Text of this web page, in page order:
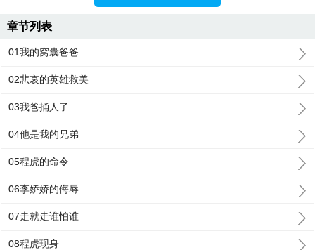
章节列表
01我的窝囊爸爸
02悲哀的英雄救美
03我爸捅人了
04他是我的兄弟
05程虎的命令
06李娇娇的侮辱
07走就走谁怕谁
08程虎现身